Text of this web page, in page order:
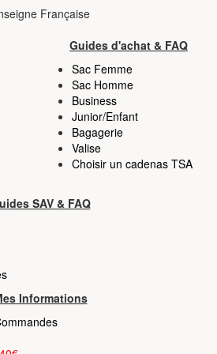
Française
Guides d'achat & FAQ
Sac Femme
Sac Homme
Business
Junior/Enfant
Bagagerie
Valise
Choisir un cadenas TSA
SAV & FAQ
Informations